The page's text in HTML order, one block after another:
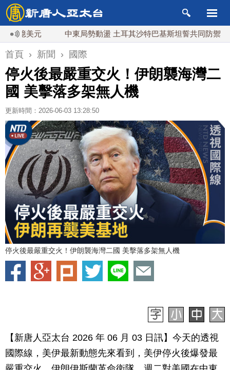
美元 中東局勢動盪 土耳其沙特巴基斯坦誓共同防禦
首頁 › 新聞 › 國際
停火後最嚴重交火！伊朗襲海灣二
國 美擊落多架無人機
更新時間：2026-06-03 13:28:50
停火後最嚴重交火！伊朗襲海灣二國 美擊落多架無人機
【新唐人亞太台 2026 年 06 月 03 日訊】今天的透視
國際線，美伊最新動態先來看到，美伊停火後爆發最